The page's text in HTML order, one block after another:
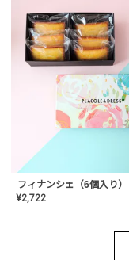
フィナンシェ（6個入り）
¥2,722